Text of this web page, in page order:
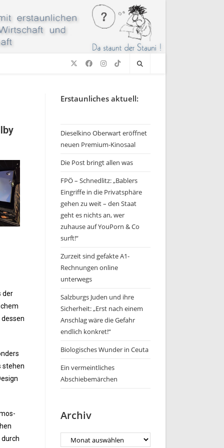
der
stehen
Erstaunliches aktuell:
Dieselkino Oberwart eröffnet
neuen Premium-Kinosaal
Die Post bringt allen was
FPÖ – Schnedlitz: „Bablers
Eingriffe in die Privatsphäre
gehen zu weit – den Staat
geht es nichts an, wer
zuhause auf YouPorn & Co
surft!“
Zurzeit sind gefakte A1-
Rechnungen online
unterwegs
Salzburgs Juden und ihre
Sicherheit: „Erst nach einem
Anschlag wäre die Gefahr
endlich konkret!“
Biologisches Wunder in Ceuta
Ein vermeintliches
Abschiebemärchen
Archiv